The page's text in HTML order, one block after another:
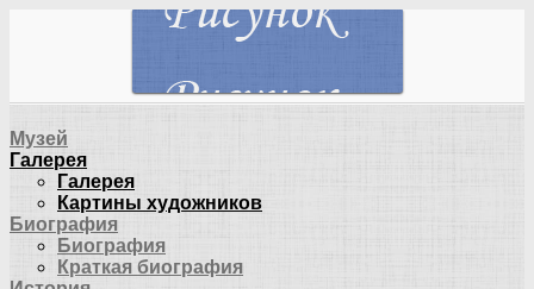
Музей
Галерея
Галерея
Картины художников
Биография
Биография
Краткая биография